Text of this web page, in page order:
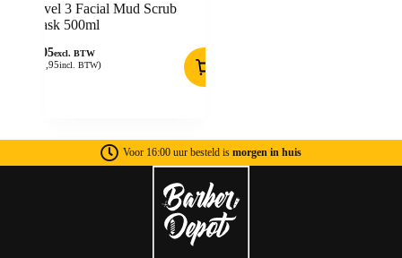
Level 3 Facial Mud Scrub
Mask 500ml
9,05excl. BTW
10,95incl. BTW)
Voor 16:00 uur besteld is morgen in huis